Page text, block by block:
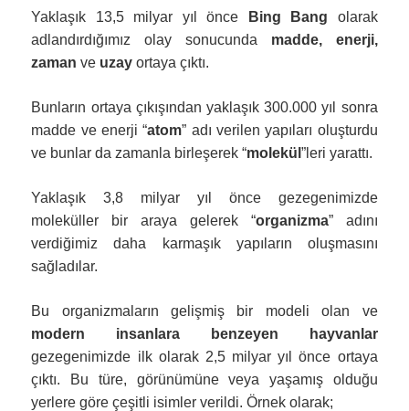
Yaklaşık 13,5 milyar yıl önce Bing Bang olarak
adlandırdığımız olay sonucunda madde, enerji,
zamanve uzay ortaya çıktı.
Bunların ortaya çıkışından yaklaşık 300.000 yıl sonra
madde ve enerji “atom” adı verilen yapıları oluşturdu
ve bunlar da zamanla birleşerek “molekül”leri yarattı.
Yaklaşık 3,8 milyar yıl önce gezegenimizde
moleküller bir araya gelerek “organizma” adını
verdiğimiz daha karmaşık yapıların oluşmasını
sağladılar.
Bu organizmaların gelişmiş bir modeli olan ve
modern insanlara benzeyen hayvanlar
gezegenimizde ilk olarak 2,5 milyar yıl önce ortaya
çıktı. Bu türe, görünümüne veya yaşamış olduğu
yerlere göre çeşitli isimler verildi. Örnek olarak;